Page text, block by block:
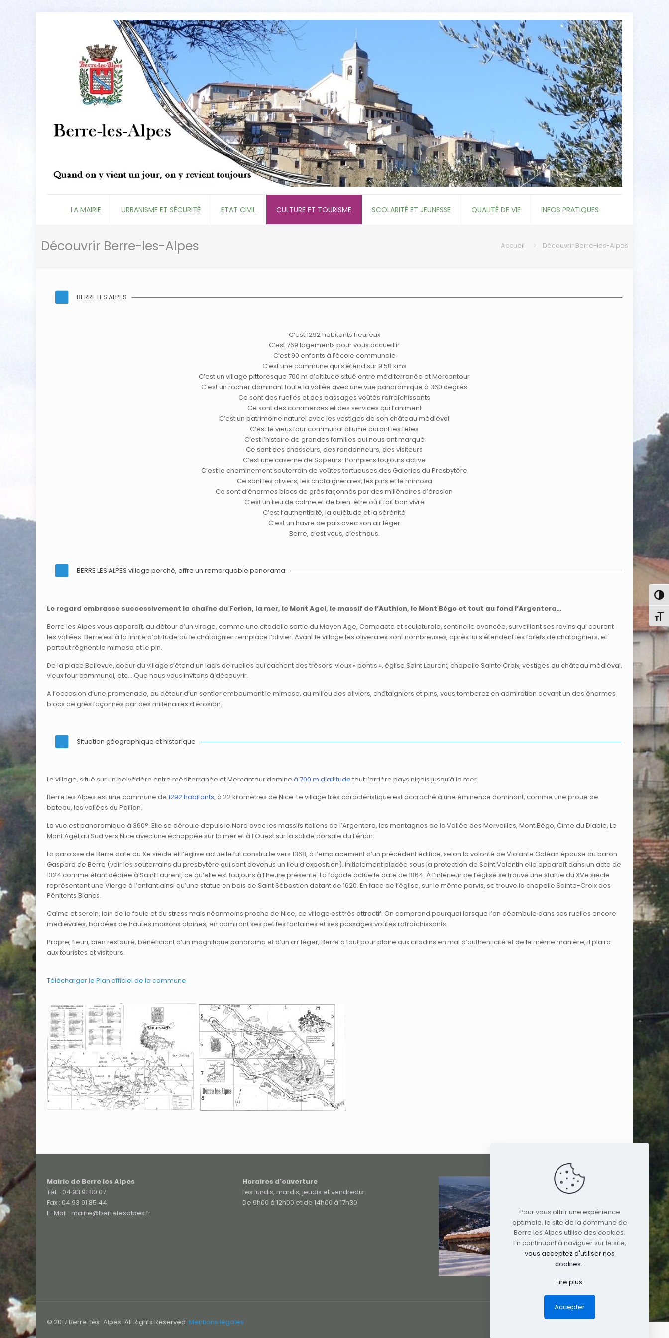
LA MAIRIE URBANISME ET SÉCURITÉ ETAT CIVIL CULTURE ET TOURISME SCOLARITÉ ET JEUNESSE QUALITÉ DE VIE INFOS PRATIQUES
Découvrir Berre-les-Alpes Accueil Découvrir Berre-les-Alpes
BERRE LES ALPES
C’est 1292 habitants heureux
C’est 769 logements pour vous accueillir
C’est 90 enfants à l’école communale
C’est une commune qui s’étend sur 9.58 kms
C’est un village pittoresque 700 m d’altitude situé entre méditerranée et Mercantour
C’est un rocher dominant toute la vallée avec une vue panoramique à 360 degrés
Ce sont des ruelles et des passages voûtés rafraîchissants
Ce sont des commerces et des services qui l’animent
C’est un patrimoine naturel avec les vestiges de son château médiéval
C’est le vieux four communal allumé durant les fêtes
C’est l’histoire de grandes familles qui nous ont marqué
Ce sont des chasseurs, des randonneurs, des visiteurs
C’est une caserne de Sapeurs-Pompiers toujours active
C’est le cheminement souterrain de voûtes tortueuses des Galeries du Presbytère
Ce sont les oliviers, les châtaigneraies, les pins et le mimosa
Ce sont d’énormes blocs de grès façonnés par des millénaires d’érosion
C’est un lieu de calme et de bien-être où il fait bon vivre
C’est l’authenticité, la quiétude et la sérénité
C’est un havre de paix avec son air léger
Berre, c’est vous, c’est nous.
BERRE LES ALPES village perché, offre un remarquable panorama
Le regard embrasse successivement la chaîne du Ferion, la mer, le Mont Agel, le massif de l’Authion, le Mont Bègo et tout au fond l’Argentera…
Berre les Alpes vous apparaît, au détour d’un virage, comme une citadelle sortie du Moyen Age, Compacte et sculpturale, sentinelle avancée, surveillant ses ravins qui courent
les vallées. Berre est à la limite d’altitude où le châtaignier remplace l’olivier. Avant le village les oliveraies sont nombreuses, après lui s’étendent les forêts de châtaigniers, et
partout règnent le mimosa et le pin.
De la place Bellevue, coeur du village s’étend un lacis de ruelles qui cachent des trésors: vieux « pontis », église Saint Laurent, chapelle Sainte Croix, vestiges du château médiéval,
vieux four communal, etc… Que nous vous invitons à découvrir.
A l’occasion d’une promenade, au détour d’un sentier embaumant le mimosa, au milieu des oliviers, châtaigniers et pins, vous tomberez en admiration devant un des énormes
blocs de grès façonnés par des millénaires d’érosion.
Situation géographique et historique
Le village, situé sur un belvédère entre méditerranée et Mercantour domine à 700 m d’altitude tout l’arrière pays niçois jusqu’à la mer.
Berre les Alpes est une commune de 1292 habitants, à 22 kilomètres de Nice. Le village très caractéristique est accroché à une éminence dominant, comme une proue de
bateau, les vallées du Paillon.
La vue est panoramique à 360°. Elle se déroule depuis le Nord avec les massifs italiens de l’Argentera, les montagnes de la Vallée des Merveilles, Mont Bégo, Cime du Diable, Le
Mont Agel au Sud vers Nice avec une échappée sur la mer et à l’Ouest sur la solide dorsale du Férion.
La paroisse de Berre date du Xe siècle et l’église actuelle fut construite vers 1368, à l’emplacement d’un précédent édifice, selon la volonté de Violante Galéan épouse du baron
Gaspard de Berre (voir les souterrains du presbytère qui sont devenus un lieu d’exposition). Initialement placée sous la protection de Saint Valentin elle apparaît dans un acte de
1324 comme étant dédiée à Saint Laurent, ce qu’elle est toujours à l’heure présente. La façade actuelle date de 1864. À l’intérieur de l’église se trouve une statue du XVe siècle
représentant une Vierge à l’enfant ainsi qu’une statue en bois de Saint Sébastien datant de 1620. En face de l’église, sur le même parvis, se trouve la chapelle Sainte-Croix des
Pénitents Blancs.
Calme et serein, loin de la foule et du stress mais néanmoins proche de Nice, ce village est très attractif. On comprend pourquoi lorsque l’on déambule dans ses ruelles encore
médiévales, bordées de hautes maisons alpines, en admirant ses petites fontaines et ses passages voûtés rafraîchissants.
Propre, fleuri, bien restauré, bénéficiant d’un magnifique panorama et d’un air léger, Berre a tout pour plaire aux citadins en mal d’authenticité et de le même manière, il plaira
aux touristes et visiteurs.
Télécharger le Plan officiel de la commune
Mairie de Berre les Alpes
Tél. : 04 93 91 80 07
Fax : 04 93 91 85 44
E-Mail : mairie@berrelesalpes.fr
Horaires d'ouverture
Les lundis, mardis, jeudis et vendredis
De 9h00 à 12h00 et de 14h00 à 17h30
© 2017 Berre-les-Alpes. All Rights Reserved. Mentions légales
Pour vous offrir une expérience
optimale, le site de la commune de
Berre les Alpes utilise des cookies.
En continuant à naviguer sur le site,
vous acceptez d'utiliser nos
cookies..
Lire plus
Accepter